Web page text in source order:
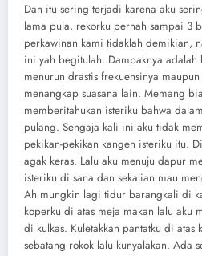
Dan itu sering terjadi karena aku
lama pula, rekorku pernah sampai 3
perkawinan kami tidaklah demikian,
ini yah begitulah. Dampaknya adalah
menurun drastis frekuensinya
menangkap suasana lain. Memang
memberitahukan isteriku bahwa
pulang. Sengaja kali ini aku tidak
pekikan-pekikan kangen isteriku itu.
agak keras. Lalu aku menuju dapur
isteriku di sana dan sekalian mau
Ah mungkin lagi tidur barangkali di
koperku di atas meja makan lalu aku
di kulkas. Kuletakkan pantatku di
sebatang rokok lalu kunyalakan. Ada